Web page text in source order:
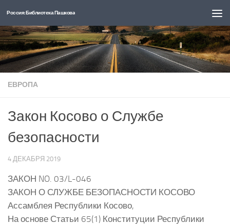
Перейти к содержимому
Россия: Библиотека Пашкова
ЕВРОПА
Закон Косово о Службе
безопасности
4 ДЕКАБРЯ 2019
ЗАКОН NO. 03/L-046
ЗАКОН О СЛУЖБЕ БЕЗОПАСНОСТИ КОСОВО
Ассамблея Республики Косово,
На основе Статьи 65(1) Конституции Республики